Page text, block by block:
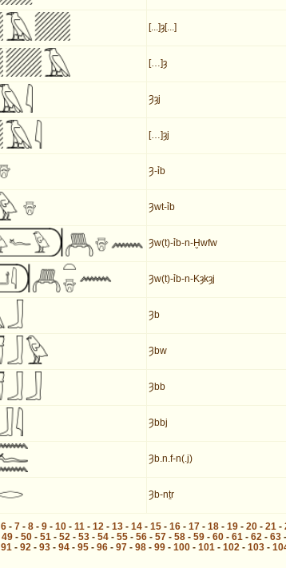
[...]ȝ[...]
[…]ȝ
Ȝȝj
[…]ȝj
Ȝ-ỉb
Ȝwt-ỉb
Ȝw(t)-ỉb-n-Ḫwfw
Ȝw(t)-ỉb-n-Kȝkȝj
Ȝb
Ȝbw
Ȝbb
Ȝbbj
Ȝb.n.f-n(.j)
Ȝb-nṯr
6- 7- 8- 9- 10- 11- 12- 13- 14- 15- 16- 17- 18- 19- 20- 21-
49- 50- 51- 52- 53- 54- 55- 56- 57- 58- 59- 60- 61- 62- 63-
91- 92- 93- 94- 95- 96- 97- 98- 99- 100- 101- 102- 103-